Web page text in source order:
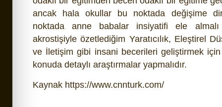
ancak hala okullar bu noktada değişime
noktada anne babalar insiyatifi ele
akrostişiyle özetlediğim Yaratıcılık, Eleştirel
ve İletişim gibi insani becerileri geliştirmek için
konuda detaylı araştırmalar yapmalıdır.
Kaynak https://www.cnnturk.com/